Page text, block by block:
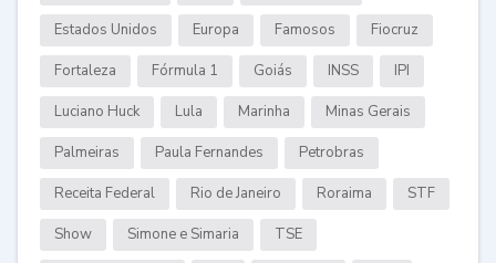
Estados Unidos Europa Famosos Fiocruz
Fortaleza Fórmula 1 Goiás INSS IPI
Luciano Huck Lula Marinha Minas Gerais
Palmeiras Paula Fernandes Petrobras
Receita Federal Rio de Janeiro Roraima STF
Show Simone e Simaria TSE